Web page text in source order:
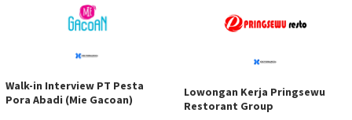
Walk-in Interview PT Pesta
Pora Abadi (Mie Gacoan)
Lowongan Kerja Pringsewu
Restorant Group